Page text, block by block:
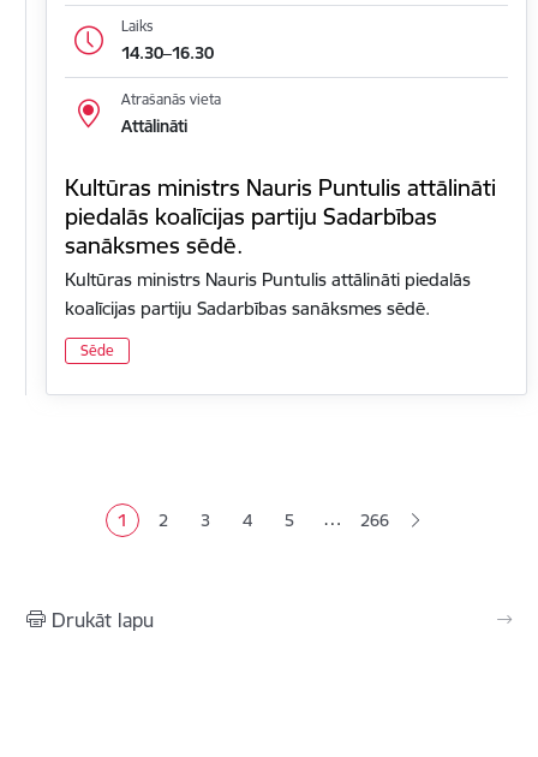
Laiks
14.30–16.30
Atrašanās vieta
Attālināti
Kultūras ministrs Nauris Puntulis attālināti
piedalās koalīcijas partiju Sadarbības
sanāksmes sēdē.
Kultūras ministrs Nauris Puntulis attālināti piedalās
koalīcijas partiju Sadarbības sanāksmes sēdē.
Sēde
Pašreizējā lapa
1 Lapa
2 Lapa
3 Lapa
4 Lapa
5 … 266
Drukāt lapu